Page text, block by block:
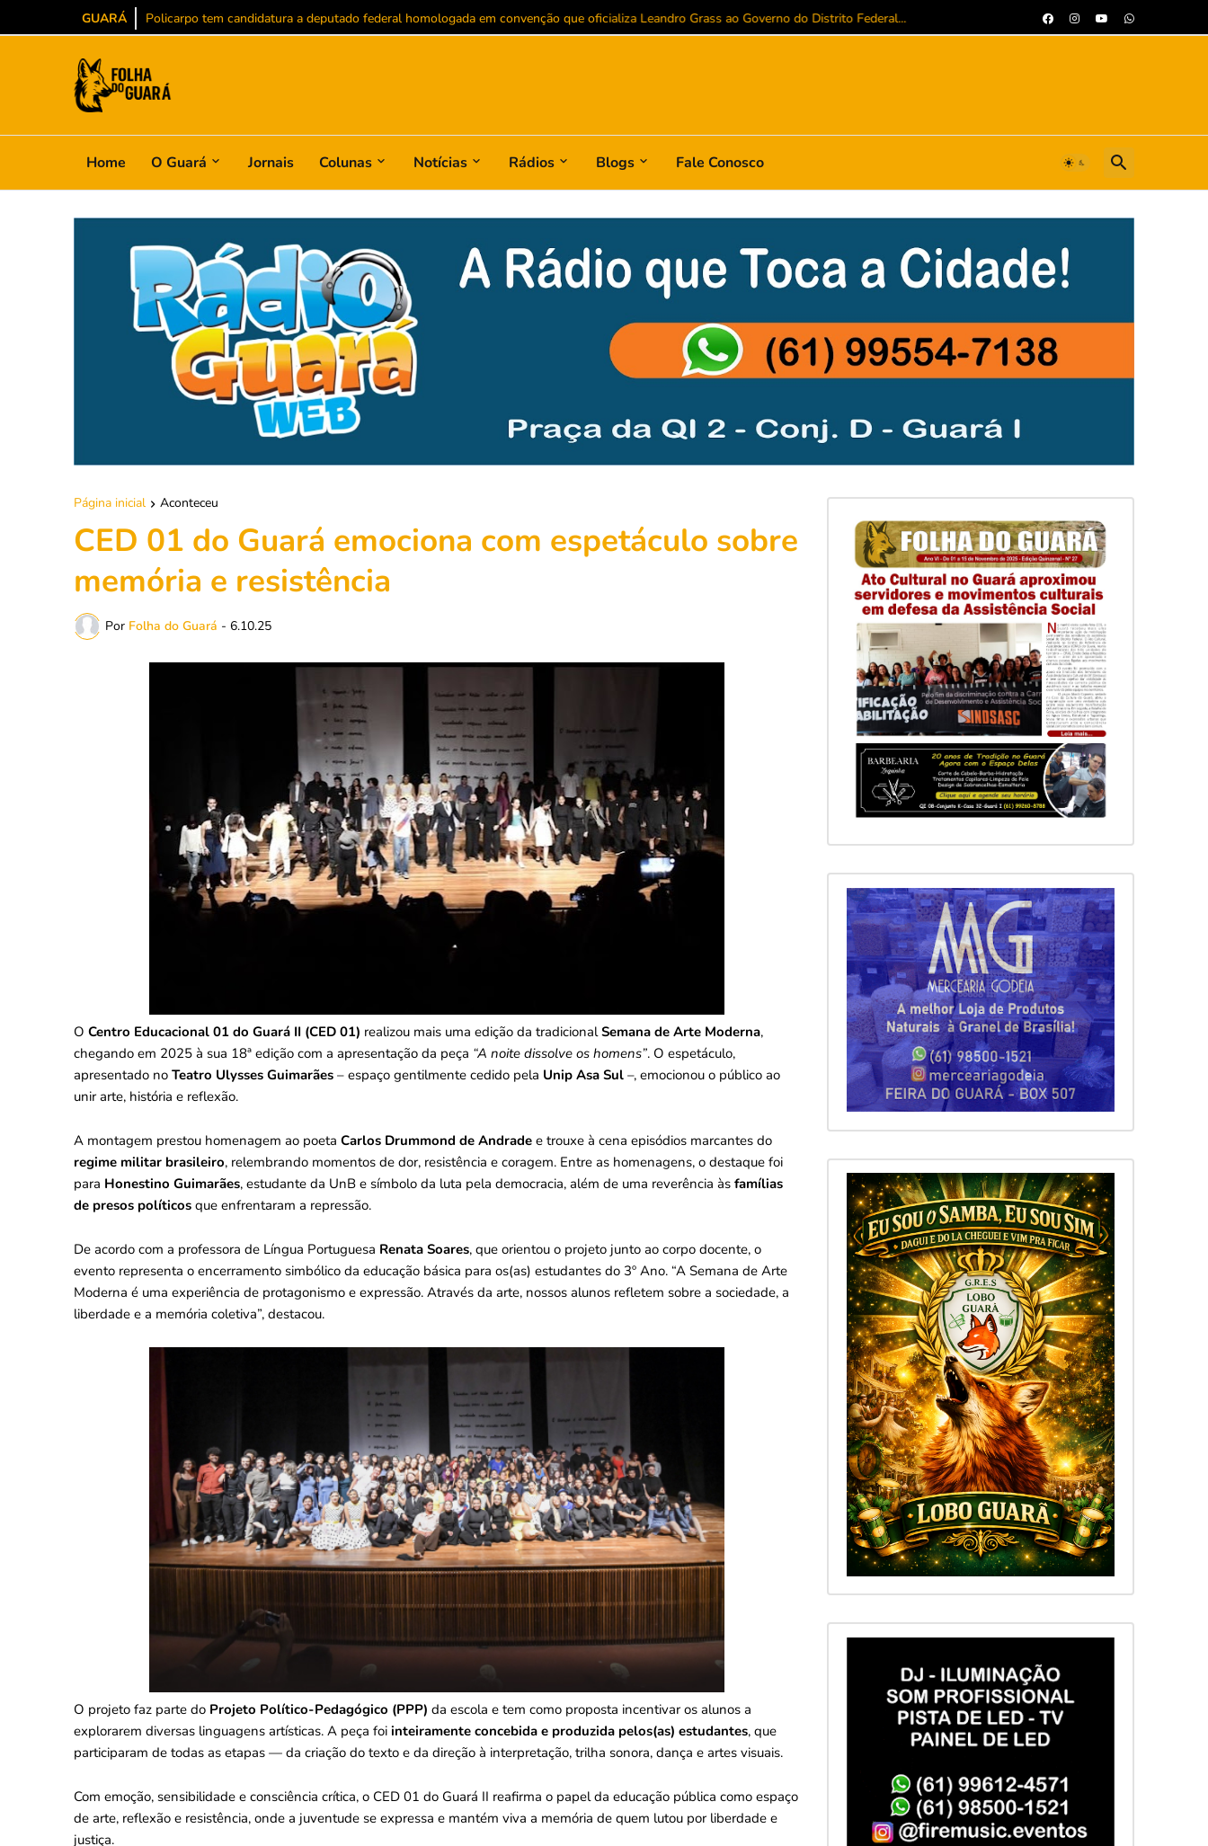
GUARÁ Policarpo tem candidatura a deputado federal homologada em convenção que oficializa Leandro Grass ao Governo do Distrito Federal...
Home O Guará Jornais Colunas Notícias Rádios Blogs Fale Conosco
Página inicial Aconteceu
CED 01 do Guará emociona com espetáculo sobre
memória e resistência
Por Folha do Guará - 6.10.25
O Centro Educacional 01 do Guará II (CED 01) realizou mais uma edição da tradicionalSemana de Arte Moderna,
chegando em 2025 à sua 18ª edição com a apresentação da peça “A noite dissolve os homens”. O espetáculo,
apresentado no Teatro Ulysses Guimarães – espaço gentilmente cedido pela Unip Asa Sul –, emocionou o público ao
unir arte, história e reflexão.
A montagem prestou homenagem ao poeta Carlos Drummond de Andrade e trouxe à cena episódios marcantes do
regime militar brasileiro, relembrando momentos de dor, resistência e coragem. Entre as homenagens, o destaque foi
para Honestino Guimarães, estudante da UnB e símbolo da luta pela democracia, além de uma reverência às famílias
de presos políticos que enfrentaram a repressão.
De acordo com a professora de Língua Portuguesa Renata Soares, que orientou o projeto junto ao corpo docente, o
evento representa o encerramento simbólico da educação básica para os(as) estudantes do 3º Ano. “A Semana de Arte
Moderna é uma experiência de protagonismo e expressão. Através da arte, nossos alunos refletem sobre a sociedade, a
liberdade e a memória coletiva”, destacou.
O projeto faz parte do Projeto Político-Pedagógico (PPP) da escola e tem como proposta incentivar os alunos a
explorarem diversas linguagens artísticas. A peça foi inteiramente concebida e produzida pelos(as) estudantes, que
participaram de todas as etapas — da criação do texto e da direção à interpretação, trilha sonora, dança e artes visuais.
Com emoção, sensibilidade e consciência crítica, o CED 01 do Guará II reafirma o papel da educação pública como espaço
de arte, reflexão e resistência, onde a juventude se expressa e mantém viva a memória de quem lutou por liberdade e
justiça.